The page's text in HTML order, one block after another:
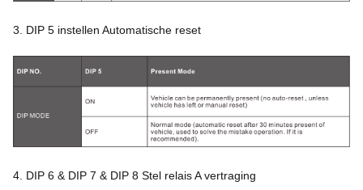
3. DIP 5 instellen Automatische reset
4. DIP 6 & DIP 7 & DIP 8 Stel relais A vertraging